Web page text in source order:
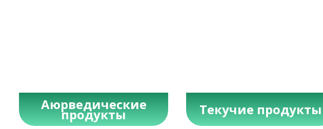
Аюрведические
продукты Текучие продукты